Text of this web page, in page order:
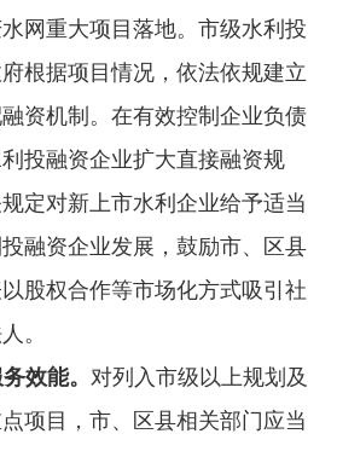
网重大项目落地。市级水利投
根据项目情况，依法依规建立
资机制。在有效控制企业负债
投融资企业扩大直接融资规
定对新上市水利企业给予适当
融资企业发展，鼓励市、区县
股权合作等市场化方式吸引社
。
效能。 对列入市级以上规划及
项目，市、区县相关部门应当